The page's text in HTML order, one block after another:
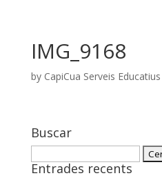
IMG_9168
by CapiCua Serveis Educatius
Buscar
Entrades recents